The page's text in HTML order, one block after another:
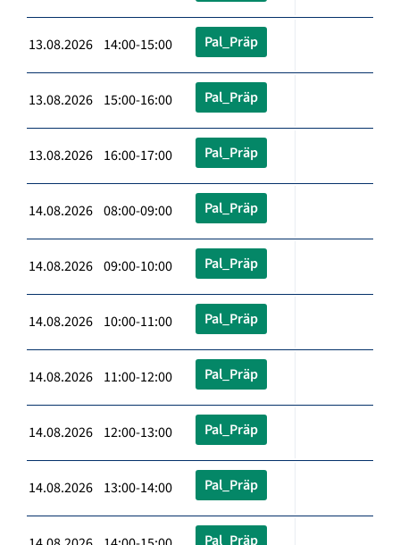
13.08.2026 14:00-15:00 Pal_Präp
13.08.2026 15:00-16:00 Pal_Präp
13.08.2026 16:00-17:00 Pal_Präp
14.08.2026 08:00-09:00 Pal_Präp
14.08.2026 09:00-10:00 Pal_Präp
14.08.2026 10:00-11:00 Pal_Präp
14.08.2026 11:00-12:00 Pal_Präp
14.08.2026 12:00-13:00 Pal_Präp
14.08.2026 13:00-14:00 Pal_Präp
Pal_Präp